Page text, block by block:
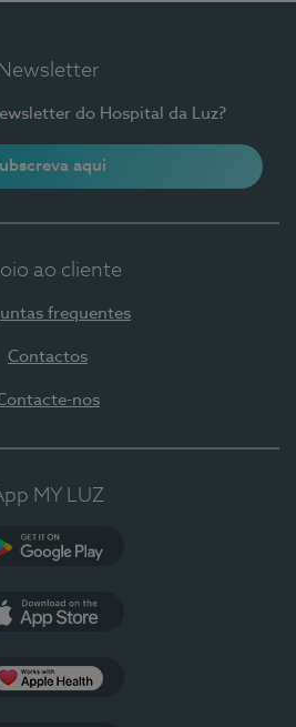
Newsletter
do Hospital da Luz?
aqui
ao cliente
frequentes
Contactos
nos
MY LUZ